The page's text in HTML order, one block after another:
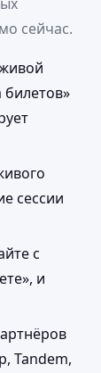
сейчас.
билетов»
сессии
с
и
Tandem,